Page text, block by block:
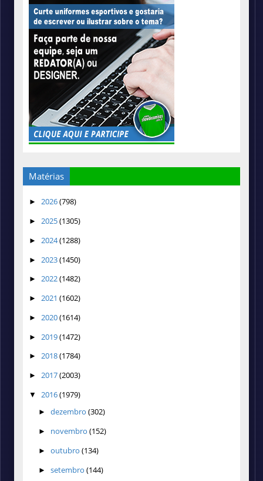
Matérias
► 2026(798)
► 2025(1305)
► 2024(1288)
► 2023(1450)
► 2022(1482)
► 2021 (1602)
► 2020(1614)
► 2019(1472)
► 2018(1784)
► 2017(2003)
▼ 2016(1979)
► dezembro (302)
► novembro (152)
► outubro (134)
► setembro (144)